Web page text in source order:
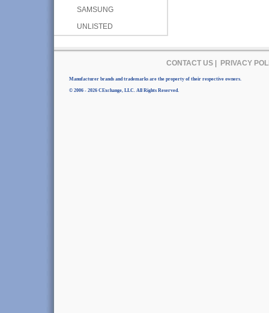
SAMSUNG
UNLISTED
CONTACT US| PRIVACY
Manufacturer brands and trademarks are the property of their respective owners.
© 2006 - 2026 CExchange, LLC. All Rights Reserved.